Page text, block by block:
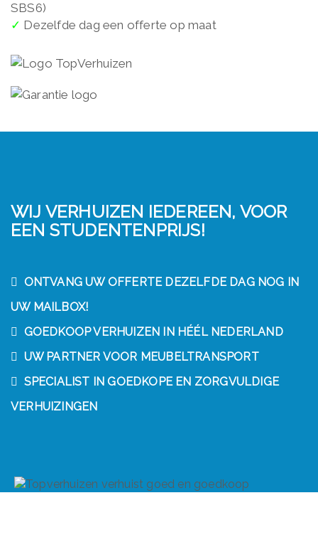
SBS6)
✓ Dezelfde dag een offerte op maat
WIJ VERHUIZEN IEDEREEN, VOOR
EEN STUDENTENPRIJS!
ONTVANG UW OFFERTE DEZELFDE DAG NOG IN
UW MAILBOX!
GOEDKOOP VERHUIZEN IN HÉÉL NEDERLAND
UW PARTNER VOOR MEUBELTRANSPORT
SPECIALIST IN GOEDKOPE EN ZORGVULDIGE
VERHUIZINGEN